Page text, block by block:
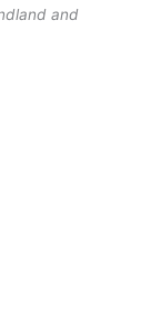
and